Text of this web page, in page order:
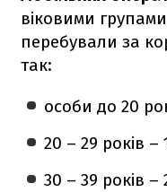
віковими групами,
перебували за
так:
особи до 20
20 – 29 років –
30 – 39 років –